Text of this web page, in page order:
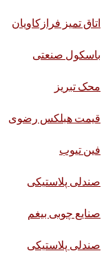
اتاق تمیز فرازکاویان
باسکول صنعتی
محک تبریز
قیمت هبلکس رضوی
فین تیوب
صندلی پلاستیکی
صنایع چوبی بیغم
صندلی پلاستیکی